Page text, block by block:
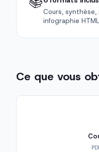
Cours,
infographie
Ce que vous